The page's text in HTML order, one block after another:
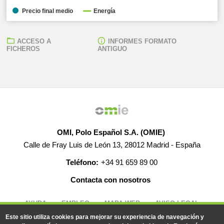
Precio final medio Energía
ACCESO A
FICHEROS
INFORMES FORMATO
ANTIGUO
OMI, Polo Español S.A. (OMIE)
Calle de Fray Luis de León 13, 28012 Madrid - España
Teléfono: +34 91 659 89 00
Contacta con nosotros
AYUDA EMPLEO MAPA WEB AVISO LEGAL
Este sitio utiliza cookies para mejorar su experiencia de navegación y